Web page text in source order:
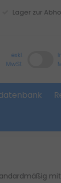
Lager zur
exkl.
MwSt.